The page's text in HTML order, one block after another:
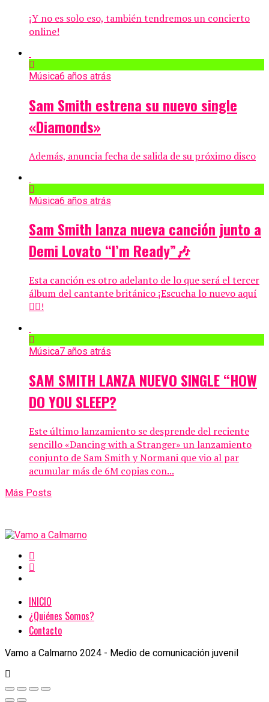
¡Y no es solo eso, también tendremos un concierto
online!
Música6 años atrás
Sam Smith estrena su nuevo single
«Diamonds»
Además, anuncia fecha de salida de su próximo disco
Música6 años atrás
Sam Smith lanza nueva canción junto a
Demi Lovato “I’m Ready”🎶
Esta canción es otro adelanto de lo que será el tercer
álbum del cantante británico ¡Escucha lo nuevo aquí
👇🏼!
Música7 años atrás
SAM SMITH LANZA NUEVO SINGLE “HOW
DO YOU SLEEP?
Este último lanzamiento se desprende del reciente
sencillo «Dancing with a Stranger» un lanzamiento
conjunto de Sam Smith y Normani que vio al par
acumular más de 6M copias con...
Más Posts
INICIO
¿Quiénes Somos?
Contacto
Vamo a Calmarno 2024 - Medio de comunicación juvenil